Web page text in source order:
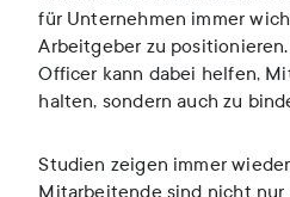
für Unternehmen immer
Arbeitgeber zu
Officer kann dabei helfen,
halten, sondern auch zu
Studien zeigen immer
Mitarbeitende sind nicht nur